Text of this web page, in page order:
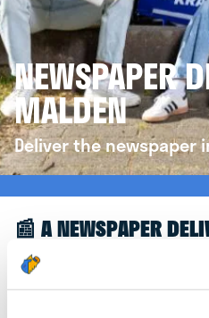
NEWSPAPER
MALDEN
Deliver the newspaper
📰 A NEWSPAPER
MALDEN
Great to see you're